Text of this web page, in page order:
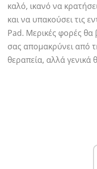
καλό, ικανό να
και να υπακούσει τις
Pad. Μερικές φορές θα
σας απομακρύνει από
θεραπεία, αλλά γενικά